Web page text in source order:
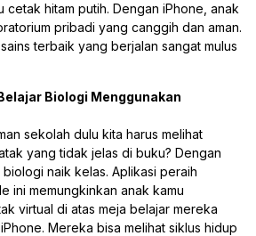
cetak hitam putih. Dengan iPhone, anak
pribadi yang canggih dan aman.
terbaik yang berjalan sangat mulus
Biologi Menggunakan
sekolah dulu kita harus melihat
yang tidak jelas di buku? Dengan
naik kelas. Aplikasi peraih
ini memungkinkan anak kamu
virtual di atas meja belajar mereka
Mereka bisa melihat siklus hidup